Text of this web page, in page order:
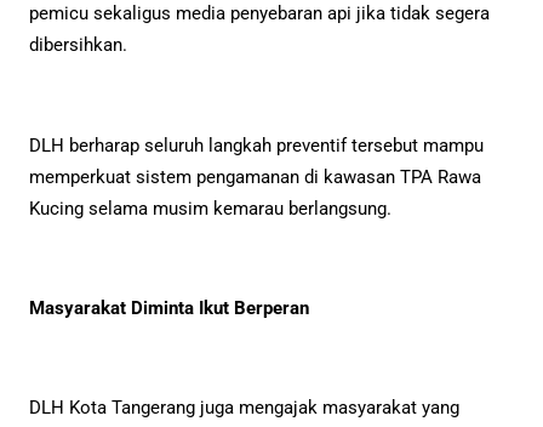
pemicu sekaligus media penyebaran api jika tidak segera
dibersihkan.
DLH berharap seluruh langkah preventif tersebut mampu
memperkuat sistem pengamanan di kawasan TPA Rawa
Kucing selama musim kemarau berlangsung.
Masyarakat Diminta Ikut Berperan
DLH Kota Tangerang juga mengajak masyarakat yang